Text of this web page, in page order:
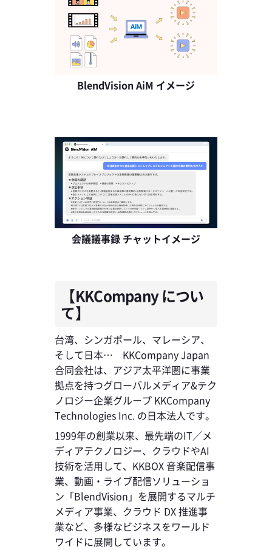
BlendVision AiM イメージ
会議議事録 チャットイメージ
【KKCompany につい
て】
台湾、シンガポール、マレーシア、
そして日本… KKCompany Japan
合同会社は、アジア太平洋圏に事業
拠点を持つグローバルメディア&テク
ノロジー企業グループ KKCompany
Technologies Inc. の日本法人です。
1999年の創業以来、最先端のIT／メ
ディアテクノロジー、クラウドやAI
技術を活用して、KKBOX 音楽配信事
業、動画・ライブ配信ソリューショ
ン「BlendVision」を展開するマルチ
メディア事業、クラウド DX 推進事
業など、多様なビジネスをワールド
ワイドに展開しています。